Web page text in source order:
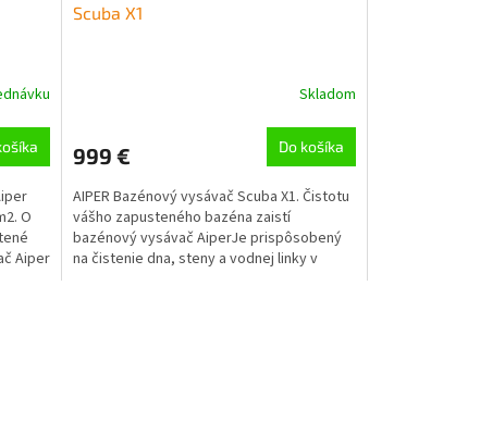
O
Aiper
Scuba X1
Skladom
999 € Do košíka
AIPER Bazénový vysávač Scuba X1. Čistotu
vášho zapusteného bazéna zaistí
bazénový vysávač AiperJe prispôsobený
na čistenie dna, steny a vodnej linky v